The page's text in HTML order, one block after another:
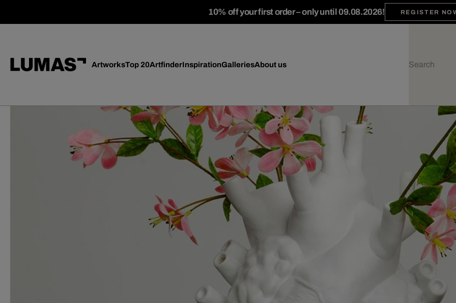
10% off your first order – only until 09.08.2026! REGISTER
ArtworksTop 20ArtfinderInspirationGalleriesAbout us